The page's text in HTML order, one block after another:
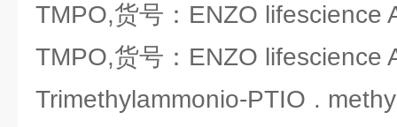
TMPO,货号：ENZO lifescience
TMPO,货号：ENZO lifescience
Trimethylammonio-PTIO .